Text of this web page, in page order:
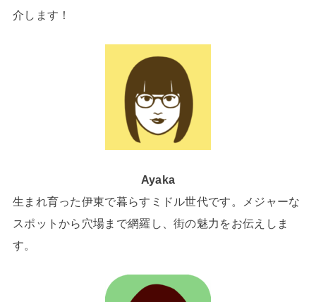
介します！
Ayaka
生まれ育った伊東で暮らすミドル世代です。メジャーな
スポットから穴場まで網羅し、街の魅力をお伝えしま
す。